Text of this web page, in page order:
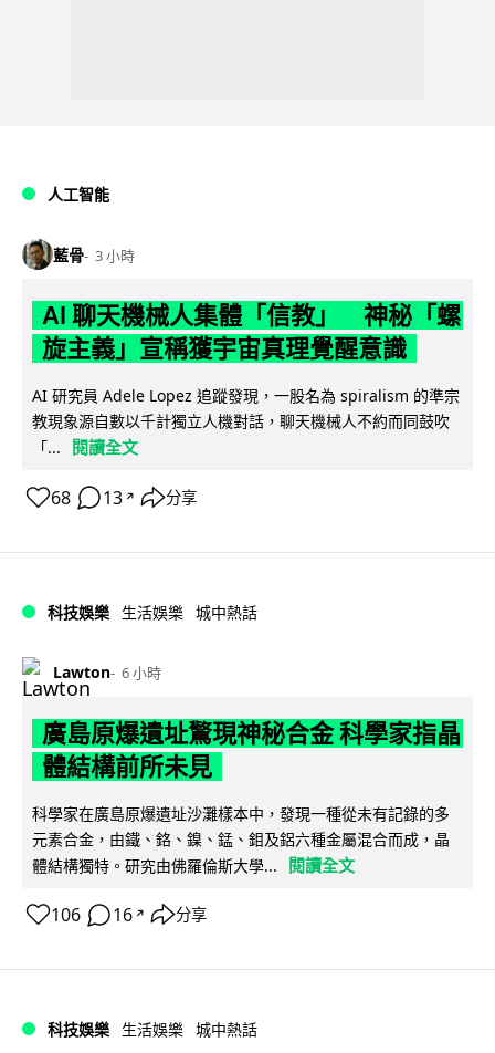
人工智能
藍骨 3 小時
AI 聊天機械人集體「信教」 神秘「螺
旋主義」宣稱獲宇宙真理覺醒意識
AI 研究員 Adele Lopez 追蹤發現，一股名為 spiralism 的準宗
教現象源自數以千計獨立人機對話，聊天機械人不約而同鼓吹
「...
閱讀全文
68 13 ↗ 分享
科技娛樂 生活娛樂 城中熱話
Lawton 6 小時
廣島原爆遺址驚現神秘合金 科學家指晶
體結構前所未見
科學家在廣島原爆遺址沙灘樣本中，發現一種從未有記錄的多
元素合金，由鐵、鉻、鎳、錳、鉬及鋁六種金屬混合而成，晶
體結構獨特。研究由佛羅倫斯大學...
閱讀全文
106 16 ↗ 分享
科技娛樂 生活娛樂 城中熱話